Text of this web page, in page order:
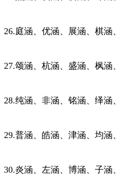
26.庭涵、优涵、展涵、棋涵
27.颂涵、杭涵、盛涵、枫涵
28.纯涵、非涵、铭涵、绎涵
29.普涵、皓涵、津涵、均涵
30.炎涵、左涵、博涵、子涵